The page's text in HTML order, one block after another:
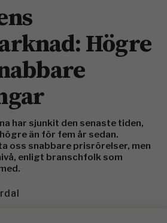
Högre
har sjunkit den senaste tiden,
än för fem år sedan.
oss snabbare prisrörelser, men
enligt branschfolk som